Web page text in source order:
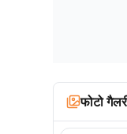
फोटो